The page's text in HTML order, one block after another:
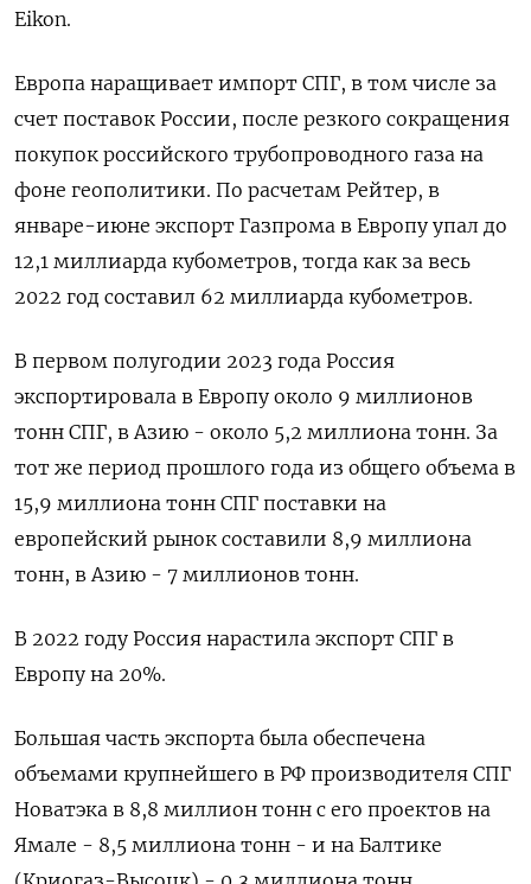
Eikon.
Европа наращивает импорт СПГ, в том числе за
счет поставок России, после резкого сокращения
покупок российского трубопроводного газа на
фоне геополитики. По расчетам Рейтер, в
январе-июне экспорт Газпрома в Европу упал до
12,1 миллиарда кубометров, тогда как за весь
2022 год составил 62 миллиарда кубометров.
В первом полугодии 2023 года Россия
экспортировала в Европу около 9 миллионов
тонн СПГ, в Азию - около 5,2 миллиона тонн. За
тот же период прошлого года из общего объема в
15,9 миллиона тонн СПГ поставки на
европейский рынок составили 8,9 миллиона
тонн, в Азию - 7 миллионов тонн.
В 2022 году Россия нарастила экспорт СПГ в
Европу на 20%.
Большая часть экспорта была обеспечена
объемами крупнейшего в РФ производителя СПГ
Новатэка в 8,8 миллион тонн с его проектов на
Ямале - 8,5 миллиона тонн - и на Балтике